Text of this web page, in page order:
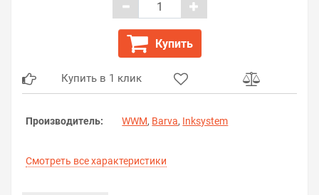
Купить
Купить в 1 клик
Производитель: WWM, Barva, Inksystem
Смотреть все характеристики